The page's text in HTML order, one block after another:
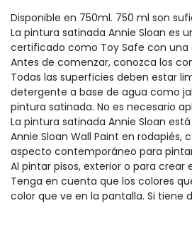
Disponible en 750ml. 750 ml son
La pintura satinada Annie Sloan es
certificado como Toy Safe con una
Antes de comenzar, conozca los
Todas las superficies deben estar
detergente a base de agua como
pintura satinada. No es necesario
La pintura satinada Annie Sloan
Annie Sloan Wall Paint en
aspecto contemporáneo para
Al pintar pisos, exterior o para
Tenga en cuenta que los colores
color que ve en la pantalla. Si tiene